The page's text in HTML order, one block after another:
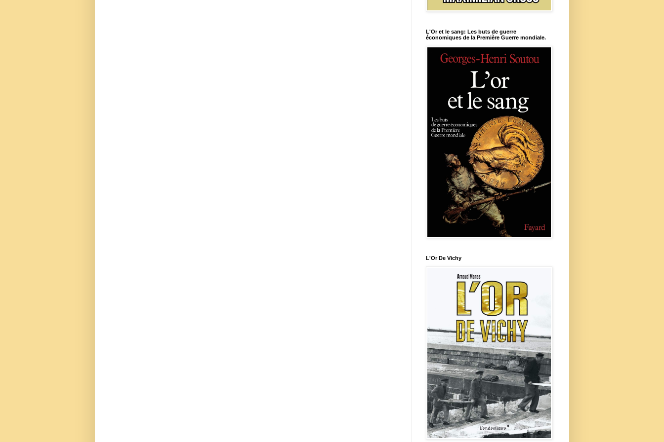
L'Or et le sang: Les buts de guerre
économiques de la Première Guerre mondiale.
L'Or De Vichy